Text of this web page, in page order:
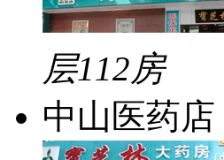
层112房
中山医药店